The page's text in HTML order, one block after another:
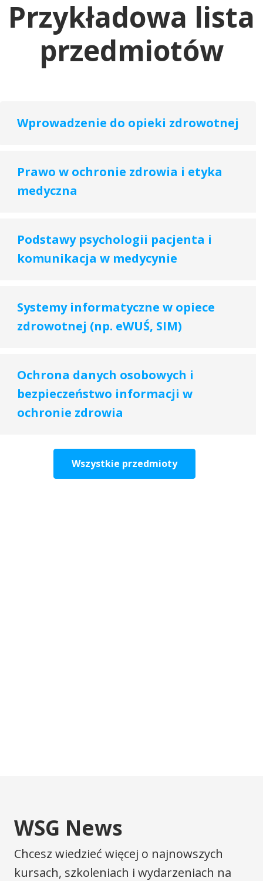
Przykładowa lista
przedmiotów
Wprowadzenie do opieki zdrowotnej
Prawo w ochronie zdrowia i etyka
medyczna
Podstawy psychologii pacjenta i
komunikacja w medycynie
Systemy informatyczne w opiece
zdrowotnej (np. eWUŚ, SIM)
Ochrona danych osobowych i
bezpieczeństwo informacji w
ochronie zdrowia
Wszystkie przedmioty
WSG News
Chcesz wiedzieć więcej o najnowszych
kursach, szkoleniach i wydarzeniach na